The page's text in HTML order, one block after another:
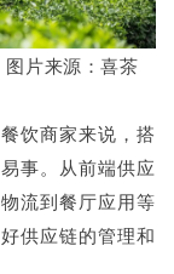
片来源：喜茶
饮商家来说，搭
事。从前端供应
流到餐厅应用等
供应链的管理和